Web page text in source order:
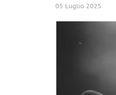
05 Luglio 2025